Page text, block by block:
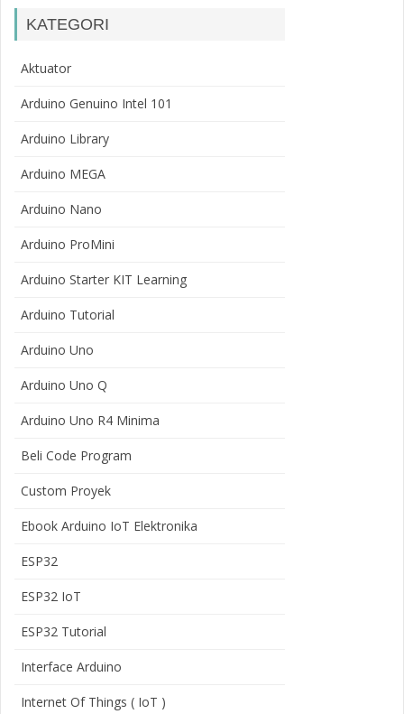
KATEGORI
Aktuator
Arduino Genuino Intel 101
Arduino Library
Arduino MEGA
Arduino Nano
Arduino ProMini
Arduino Starter KIT Learning
Arduino Tutorial
Arduino Uno
Arduino Uno Q
Arduino Uno R4 Minima
Beli Code Program
Custom Proyek
Ebook Arduino IoT Elektronika
ESP32
ESP32 IoT
ESP32 Tutorial
Interface Arduino
Internet Of Things ( IoT )